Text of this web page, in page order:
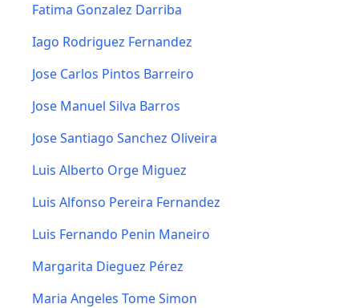
Fatima Gonzalez Darriba
Iago Rodriguez Fernandez
Jose Carlos Pintos Barreiro
Jose Manuel Silva Barros
Jose Santiago Sanchez Oliveira
Luis Alberto Orge Miguez
Luis Alfonso Pereira Fernandez
Luis Fernando Penin Maneiro
Margarita Dieguez Pérez
Maria Angeles Tome Simon